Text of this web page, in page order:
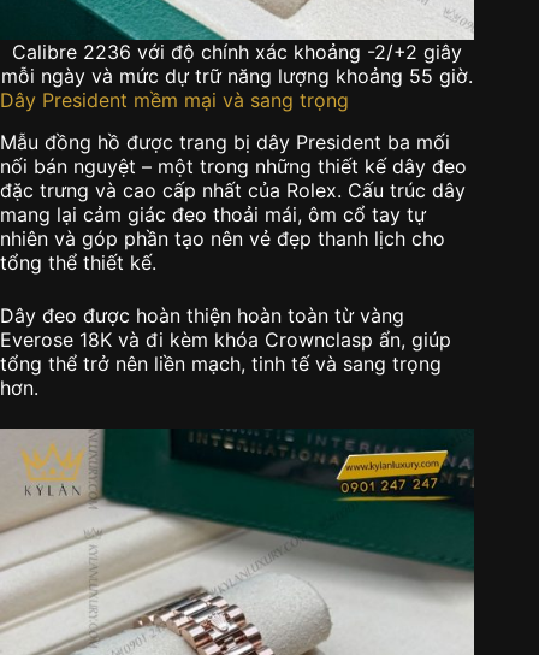
Calibre 2236 với độ chính xác khoảng -2/+2 giây
mỗi ngày và mức dự trữ năng lượng khoảng 55 giờ.
Dây President mềm mại và sang trọng
Mẫu đồng hồ được trang bị dây President ba mối
nối bán nguyệt – một trong những thiết kế dây đeo
đặc trưng và cao cấp nhất của Rolex. Cấu trúc dây
mang lại cảm giác đeo thoải mái, ôm cổ tay tự
nhiên và góp phần tạo nên vẻ đẹp thanh lịch cho
tổng thể thiết kế.
Dây đeo được hoàn thiện hoàn toàn từ vàng
Everose 18K và đi kèm khóa Crownclasp ẩn, giúp
tổng thể trở nên liền mạch, tinh tế và sang trọng
hơn.